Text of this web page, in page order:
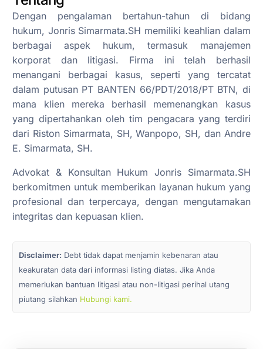
Dengan pengalaman bertahun-tahun di bidang
hukum, Jonris Simarmata.SH memiliki keahlian dalam
berbagai aspek hukum, termasuk manajemen
korporat dan litigasi. Firma ini telah berhasil
menangani berbagai kasus, seperti yang tercatat
dalam putusan PT BANTEN 66/PDT/2018/PT BTN, di
mana klien mereka berhasil memenangkan kasus
yang dipertahankan oleh tim pengacara yang terdiri
dari Riston Simarmata, SH, Wanpopo, SH, dan Andre
E. Simarmata, SH.
Advokat & Konsultan Hukum Jonris Simarmata.SH
berkomitmen untuk memberikan layanan hukum yang
profesional dan terpercaya, dengan mengutamakan
integritas dan kepuasan klien.
Disclaimer: Debt tidak dapat menjamin kebenaran atau
keakuratan data dari informasi listing diatas. Jika Anda
memerlukan bantuan litigasi atau non-litigasi perihal utang
piutang silahkan Hubungi kami.